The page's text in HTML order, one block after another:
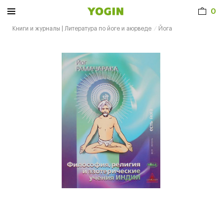
0
Книги и журналы | Литература по йоге и аюрведе Йога